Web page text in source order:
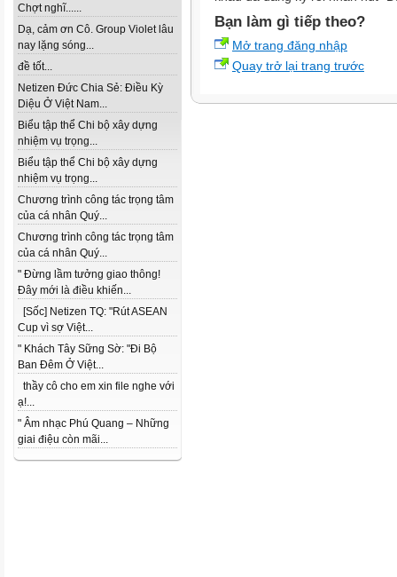
Chợt nghĩ......
Dạ, cảm ơn Cô. Group Violet lâu
nay lặng sóng...
đề tốt...
Netizen Đức Chia Sẻ: Điều Kỳ
Diệu Ở Việt Nam...
Biểu tập thể Chi bộ xây dựng
nhiệm vụ trọng...
Biểu tập thể Chi bộ xây dựng
nhiệm vụ trọng...
Chương trình công tác trọng tâm
của cá nhân Quý...
Chương trình công tác trọng tâm
của cá nhân Quý...
" Đừng lầm tưởng giao thông!
Đây mới là điều khiến...
[Sốc] Netizen TQ: "Rút ASEAN
Cup vì sợ Việt...
" Khách Tây Sững Sờ: "Đi Bộ
Ban Đêm Ở Việt...
thầy cô cho em xin file nghe với
ạ!...
" Âm nhạc Phú Quang – Những
giai điệu còn mãi...
Bạn làm gì tiếp theo?
Mở trang đăng nhập
Quay trở lại trang trước